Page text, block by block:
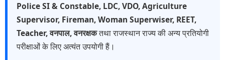
Police SI & Constable, LDC, VDO, Agriculture
Supervisor, Fireman, Woman Superwiser, REET,
Teacher, वनपाल, वनरक्षकतथा राजस्थान राज्य की अन्य प्रतियोगी
परीक्षाओं के लिए अत्यंत उपयोगी हैं।